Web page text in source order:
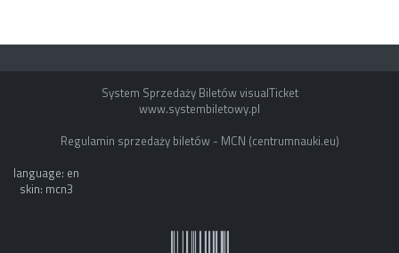
System Sprzedaży Biletów visualTicket
www.systembiletowy.pl
Regulamin sprzedaży biletów - MCN (centrumnauki.eu)
language: en
skin: mcn3